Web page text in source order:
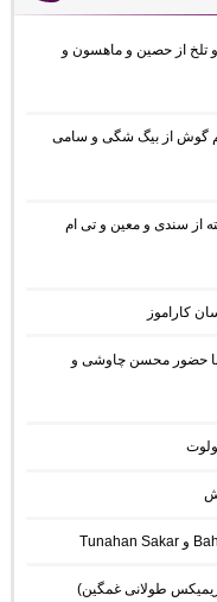
و تلخ از حصین و ماهسون و
گوش از بیگ شگی و سامی
از سندی و معین و تی ام
کاراموز
از دی جی یاشار با حضور محسن چاوشی و